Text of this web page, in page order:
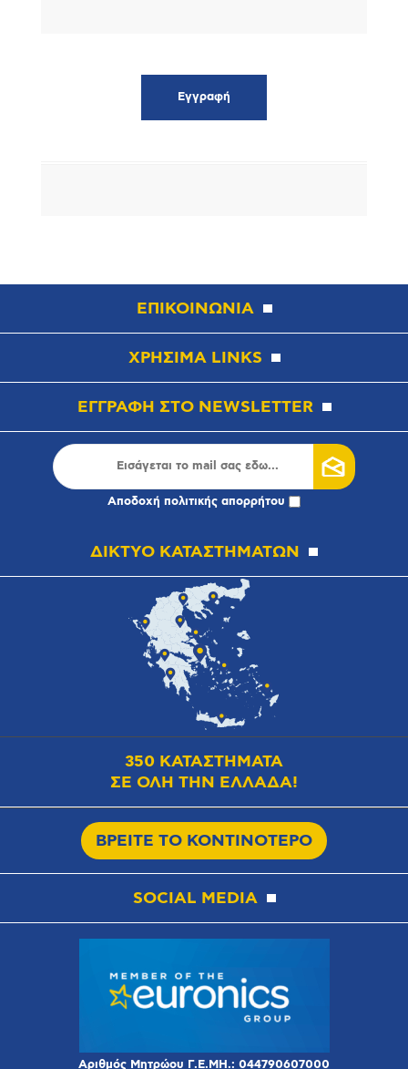
ΕΠΙΚΟΙΝΩΝΙΑ
ΧΡΗΣΙΜΑ LINKS
ΕΓΓΡΑΦΗ ΣΤΟ NEWSLETTER
Αποδοχή πολιτικής απορρήτου
ΔΙΚΤΥΟ ΚΑΤΑΣΤΗΜΑΤΩΝ
350 ΚΑΤΑΣΤΗΜΑΤΑ
ΣΕ ΟΛΗ ΤΗΝ ΕΛΛΑΔΑ!
ΒΡΕΙΤΕ ΤΟ ΚΟΝΤΙΝΟΤΕΡΟ
SOCIAL MEDIA